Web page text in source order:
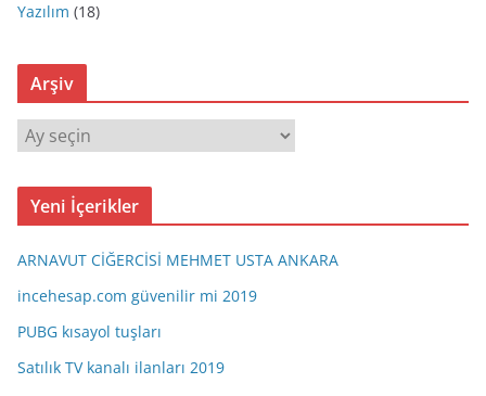
Yazılım (18)
Arşiv
ş
Yeni İçerikler
ARNAVUT CİĞERCİSİ MEHMET USTA ANKARA
incehesap.com güvenilir mi 2019
PUBG kısayol tuşları
Satılık TV kanalı ilanları 2019